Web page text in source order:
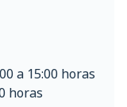
a 15:00 horas
horas